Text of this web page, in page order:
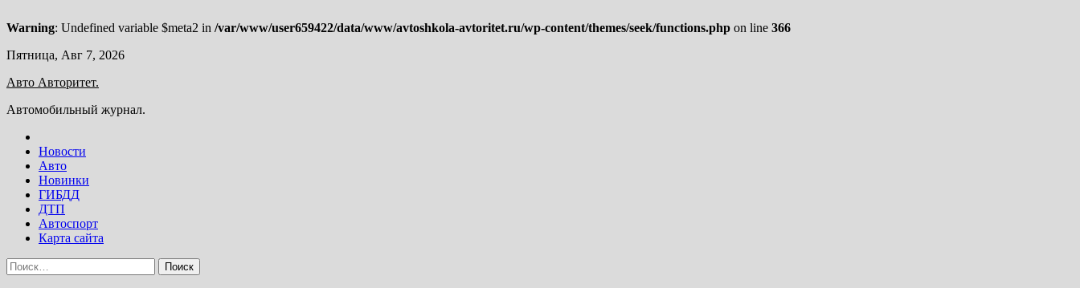
Warning: Undefined variable $meta2 in /var/www/user659422/data/www/avtoshkola-avtoritet.ru/wp-content/themes/seek/functions.php on line 366
Skip
content
Пятница, Авг 7, 2026
Авто Авторитет.
Автомобильный журнал.
Новости
Авто
Новинки
ГИБДД
ДТП
Автоспорт
Карта сайта
Найти: